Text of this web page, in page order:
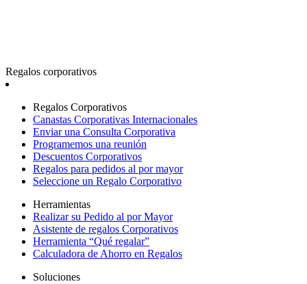
Regalos corporativos
Regalos Corporativos
Canastas Corporativas Internacionales
Enviar una Consulta Corporativa
Programemos una reunión
Descuentos Corporativos
Regalos para pedidos al por mayor
Seleccione un Regalo Corporativo
Herramientas
Realizar su Pedido al por Mayor
Asistente de regalos Corporativos
Herramienta “Qué regalar”
Calculadora de Ahorro en Regalos
Soluciones